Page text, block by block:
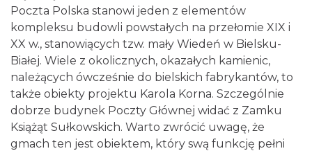
Poczta Polska stanowi jeden z elementów
kompleksu budowli powstałych na przełomie XIX i
XX w., stanowiących tzw. mały Wiedeń w Bielsku-
Białej. Wiele z okolicznych, okazałych kamienic,
należących ówcześnie do bielskich fabrykantów, to
także obiekty projektu Karola Korna. Szczególnie
dobrze budynek Poczty Głównej widać z Zamku
Książąt Sułkowskich. Warto zwrócić uwagę, że
gmach ten jest obiektem, który swą funkcję pełni